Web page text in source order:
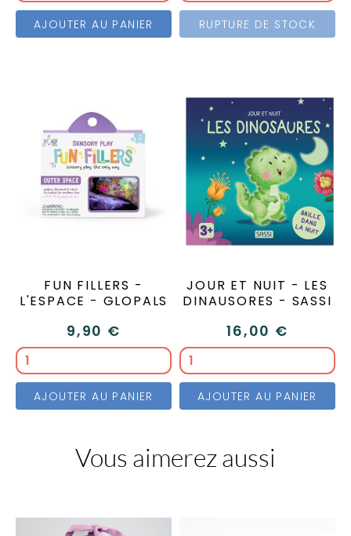
AJOUTER AU PANIER RUPTURE DE STOCK
FUN FILLERS -
L'ESPACE - GLOPALS
9,90 €
AJOUTER AU PANIER
JOUR ET NUIT - LES
DINAUSORES - SASSI
16,00 €
AJOUTER AU PANIER
Vous aimerez aussi